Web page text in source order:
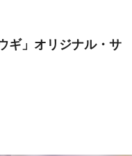
ギ」オリジナル・サ